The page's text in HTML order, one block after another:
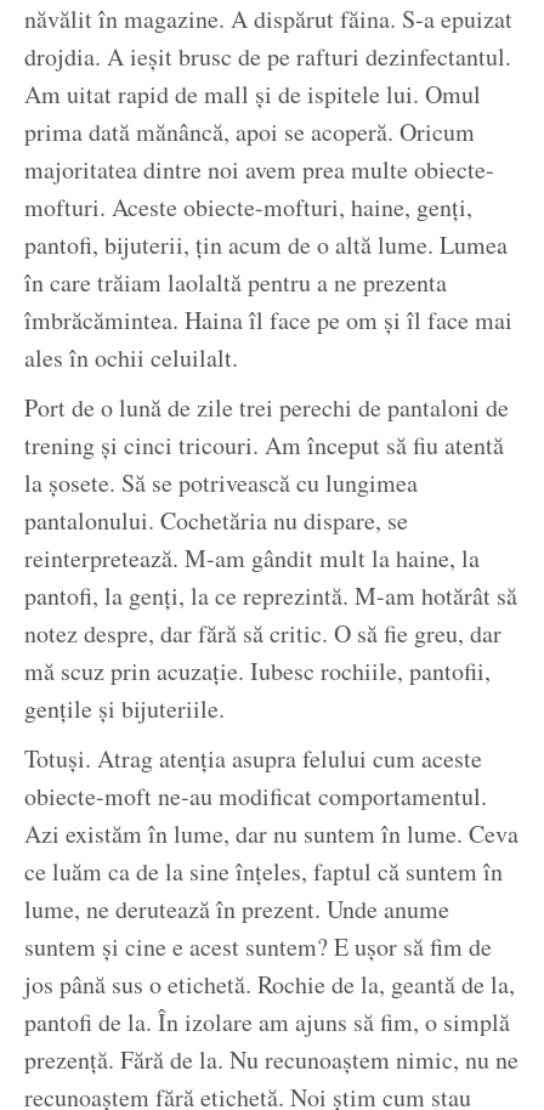
năvălit în magazine. A dispărut făina. S-a epuizat
drojdia. A ieșit brusc de pe rafturi dezinfectantul.
Am uitat rapid de mall și de ispitele lui. Omul
prima dată mănâncă, apoi se acoperă. Oricum
majoritatea dintre noi avem prea multe obiecte-
mofturi. Aceste obiecte-mofturi, haine, genți,
pantofi, bijuterii, țin acum de o altă lume. Lumea
în care trăiam laolaltă pentru a ne prezenta
îmbrăcămintea. Haina îl face pe om și îl face mai
ales în ochii celuilalt.
Port de o lună de zile trei perechi de pantaloni de
trening și cinci tricouri. Am început să fiu atentă
la șosete. Să se potrivească cu lungimea
pantalonului. Cochetăria nu dispare, se
reinterpretează. M-am gândit mult la haine, la
pantofi, la genți, la ce reprezintă. M-am hotărât să
notez despre, dar fără să critic. O să fie greu, dar
mă scuz prin acuzație. Iubesc rochiile, pantofii,
gențile și bijuteriile.
Totuși. Atrag atenția asupra felului cum aceste
obiecte-moft ne-au modificat comportamentul.
Azi existăm în lume, dar nu suntem în lume. Ceva
ce luăm ca de la sine înțeles, faptul că suntem în
lume, ne derutează în prezent. Unde anume
suntem și cine e acest suntem? E ușor să fim de
jos până sus o etichetă. Rochie de la, geantă de la,
pantofi de la. În izolare am ajuns să fim, o simplă
prezență. Fără de la. Nu recunoaștem nimic, nu ne
recunoaștem fără etichetă. Noi știm cum stau